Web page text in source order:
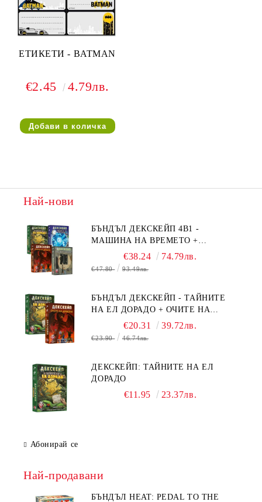
ЕТИКЕТИ - BATMAN
€2.45 4.79лв.
Най-нови
БЪНДЪЛ ДЕКСКЕЙП 4В1 -
МАШИНА НА ВРЕМЕТО +
БЯГСТВО ОТ АЛКАТРАЗ +
ТАЙНИТЕ НА ЕЛ ДОРАДО +
€38.24 74.79лв.
€47.80 93.49лв.
БЪНДЪЛ ДЕКСКЕЙП - ТАЙНИТЕ
НА ЕЛ ДОРАДО + ОЧИТЕ НА
ДРАКОНА€20.31 39.72лв.
€23.90 46.74лв.
ДЕКСКЕЙП: ТАЙНИТЕ НА ЕЛ
ДОРАДО
€11.95 23.37лв.
Абонирай се
Най-продавани
БЪНДЪЛ HEAT: PEDAL TO THE